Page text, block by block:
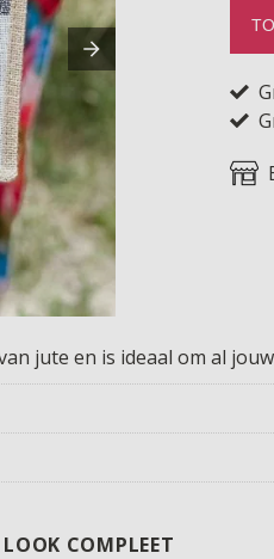
jute en is ideaal om al
LOOK COMPLEET